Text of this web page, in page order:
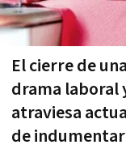
El cierre de
drama laboral
atraviesa
de